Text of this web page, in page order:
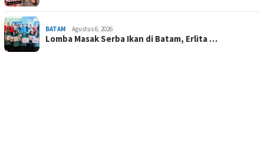
BATAM Agustus 6, 2026
Lomba Masak Serba Ikan di Batam, Erlita …